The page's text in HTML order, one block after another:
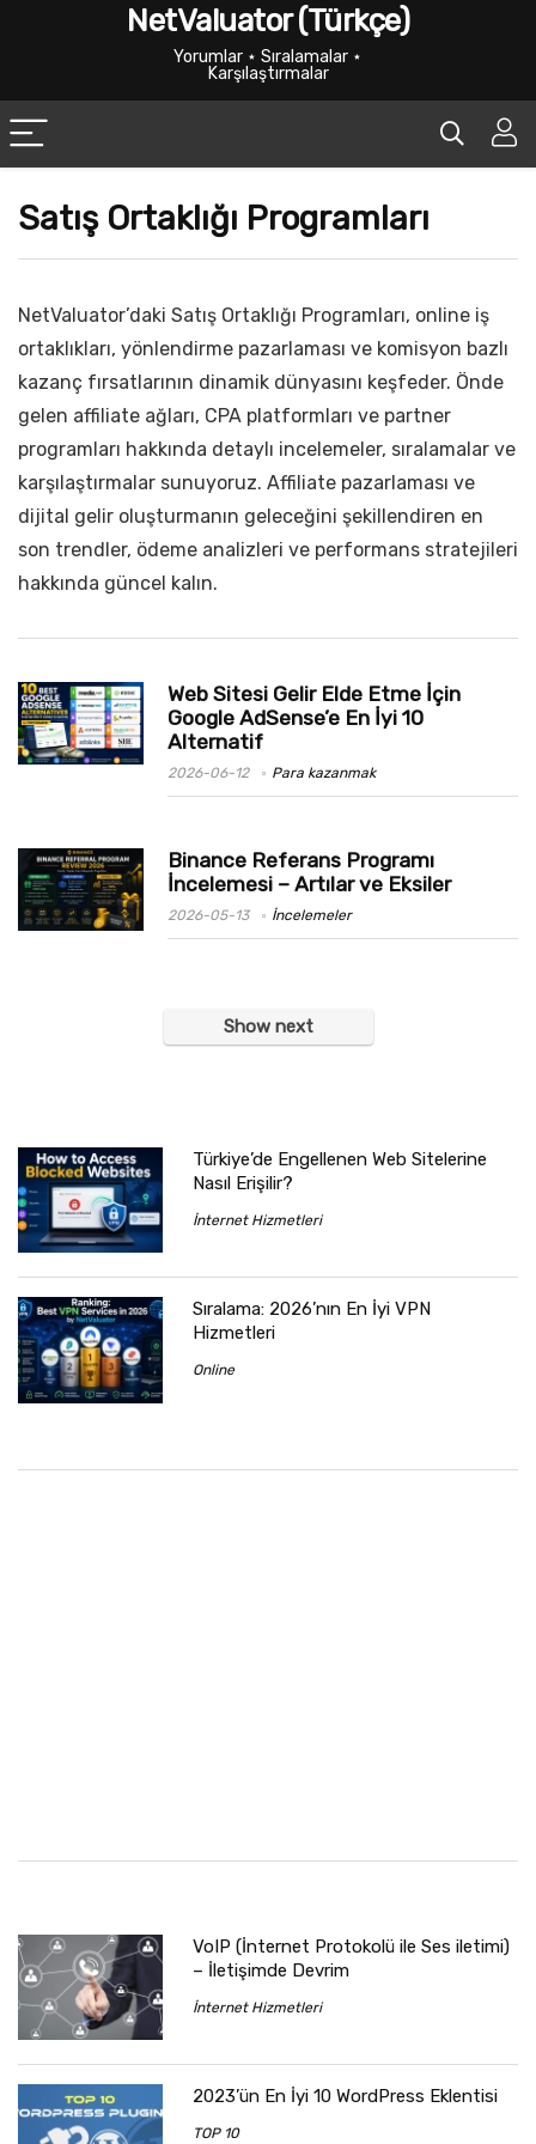
NetValuator (Türkçe)
Yorumlar ⋆ Sıralamalar ⋆
Karşılaştırmalar
Satış Ortaklığı Programları
NetValuator’daki Satış Ortaklığı Programları, online iş
ortaklıkları, yönlendirme pazarlaması ve komisyon bazlı
kazanç fırsatlarının dinamik dünyasını keşfeder. Önde
gelen affiliate ağları, CPA platformları ve partner
programları hakkında detaylı incelemeler, sıralamalar ve
karşılaştırmalar sunuyoruz. Affiliate pazarlaması ve
dijital gelir oluşturmanın geleceğini şekillendiren en
son trendler, ödeme analizleri ve performans stratejileri
hakkında güncel kalın.
Web Sitesi Gelir Elde Etme İçin
Google AdSense’e En İyi 10
Alternatif
2026-06-12 Para kazanmak
Binance Referans Programı
İncelemesi – Artılar ve Eksiler
2026-05-13 İncelemeler
Show next
Türkiye’de Engellenen Web Sitelerine
Nasıl Erişilir?
İnternet Hizmetleri
Sıralama: 2026’nın En İyi VPN
Hizmetleri
Online
VoIP (İnternet Protokolü ile Ses iletimi)
– İletişimde Devrim
İnternet Hizmetleri
2023’ün En İyi 10 WordPress Eklentisi
TOP 10